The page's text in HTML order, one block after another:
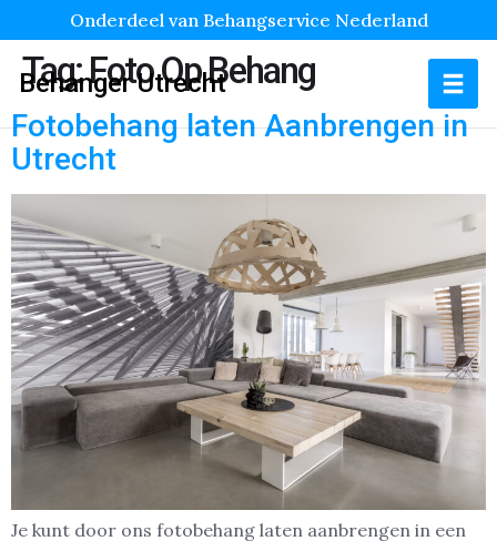
Onderdeel van Behangservice Nederland
Behanger Utrecht
Tag:Foto Op Behang
Fotobehang laten Aanbrengen in
Utrecht
Je kunt door ons fotobehang laten aanbrengen in een